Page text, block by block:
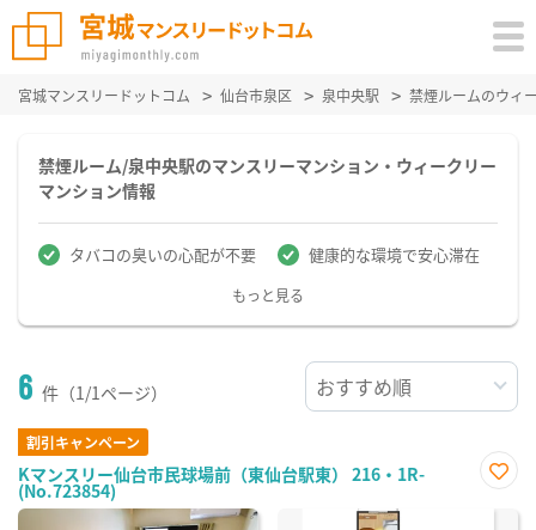
宮城マンスリードットコム 仙台市泉区 泉中央駅 禁煙ルームのウィ
禁煙ルーム/泉中央駅のマンスリーマンション・ウィークリー
マンション情報
タバコの臭いの心配が不要 健康的な環境で安心滞在
もっと見る
6 件（1/1ページ）
割引キャンペーン
Kマンスリー仙台市民球場前（東仙台駅東） 216・1R-
(No.723854)
に入